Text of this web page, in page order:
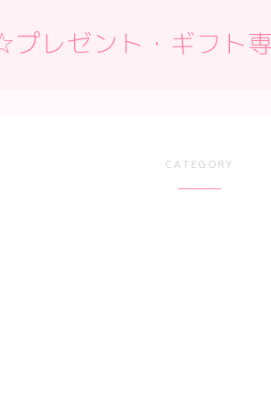
レゼント・ギフト
CATEGORY